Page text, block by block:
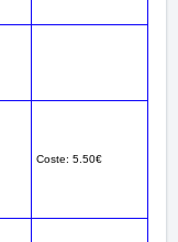
Coste: 5.50€